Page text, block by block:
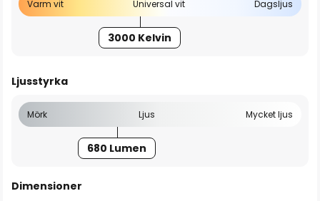
Varm vit Universal vit Dagsljus
3000 Kelvin
Ljusstyrka
Mörk Ljus Mycket ljus
680 Lumen
Dimensioner